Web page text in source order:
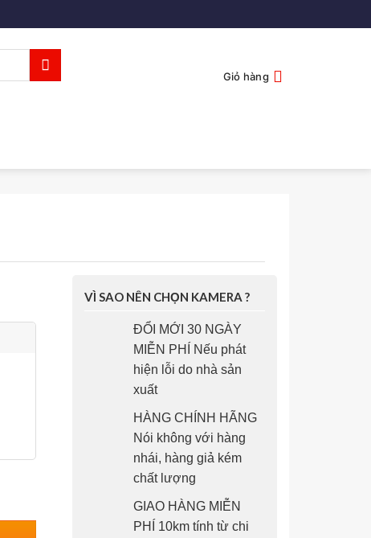
Giỏ hàng
VÌ SAO NÊN CHỌN KAMERA ?
ĐỔI MỚI 30 NGÀY
MIỄN PHÍ Nếu phát
hiện lỗi do nhà sản
xuất
HÀNG CHÍNH HÃNG
Nói không với hàng
nhái, hàng giả kém
chất lượng
GIAO HÀNG MIỄN
PHÍ 10km tính từ chi